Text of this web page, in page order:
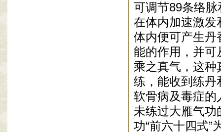
可调节89条络
在体内加速激发
体内便可产生丹
能的作用，并可
乘之真气，这
练，能收到练丹
软骨病及毒症的
未练过大雁气
功“前六十四式”